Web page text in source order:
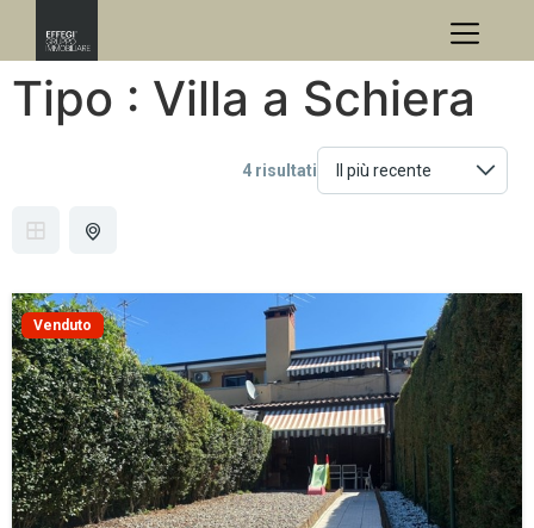
Tipo : Villa a Schiera
4 risultati
Venduto